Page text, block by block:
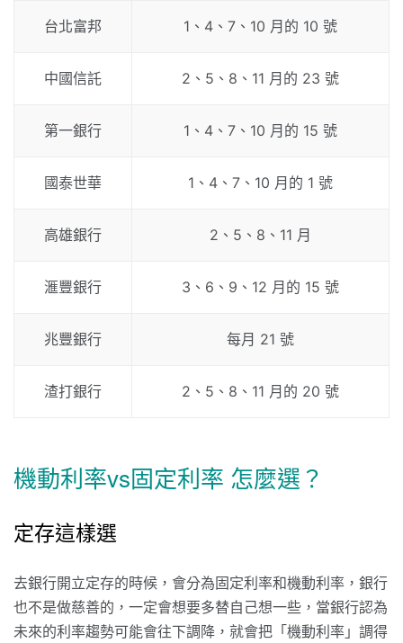
台北富邦 1、4、7、10 月的 10 號
中國信託 2、5、8、11 月的 23 號
第一銀行 1、4、7、10 月的 15 號
國泰世華 1、4、7、10 月的 1 號
高雄銀行 2、5、8、11 月
滙豐銀行 3、6、9、12 月的 15 號
兆豐銀行 每月 21 號
渣打銀行 2、5、8、11 月的 20 號
機動利率vs固定利率 怎麼選？
定存這樣選
去銀行開立定存的時候，會分為固定利率和機動利率，銀行
也不是做慈善的，一定會想要多替自己想一些，當銀行認為
未來的利率趨勢可能會往下調降，就會把「機動利率」調得